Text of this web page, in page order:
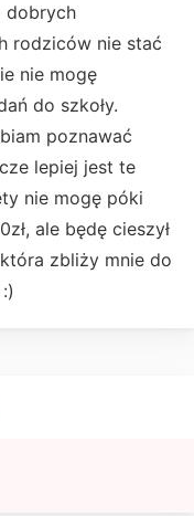
dobrych
rodziców nie stać
nie mogę
do szkoły.
poznawać
lepiej jest te
nie mogę póki
ale będę cieszył
zbliży mnie do